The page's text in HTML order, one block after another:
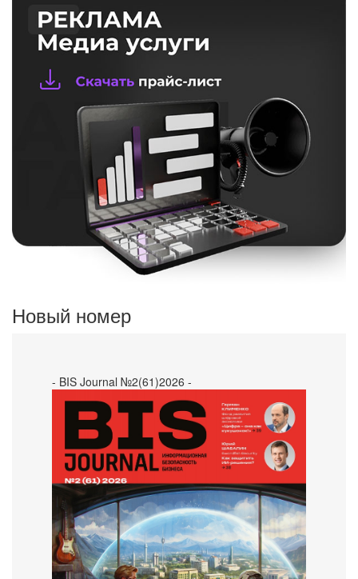
Новый номер
- BIS Journal №2(61)2026 -